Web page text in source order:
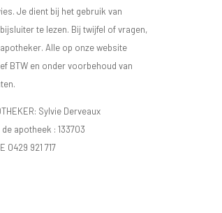
Je dient bij het gebruik van
te lezen. Bij twijfel of vragen,
Alle op onze website
BTW en onder voorbehoud van
Sylvie Derveaux
de apotheek : 133703
0429 921 717